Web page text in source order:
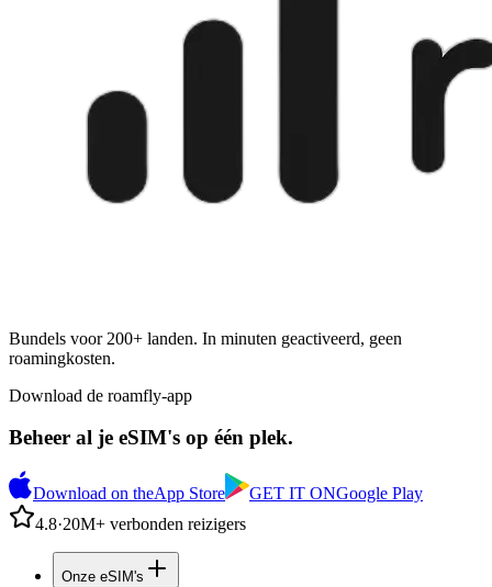
Bundels voor 200+ landen. In minuten geactiveerd, geen
roamingkosten.
Download de roamfly-app
Beheer al je eSIM's op één plek.
Download on theApp Store GET IT ONGoogle Play
4.8·20M+ verbonden reizigers
Onze eSIM's